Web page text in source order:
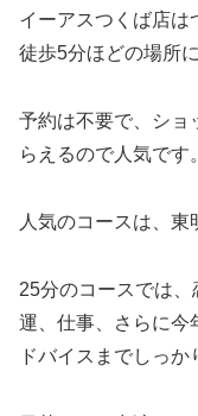
イーアスつくば店は
徒歩5分ほどの場所
予約は不要で、ショ
らえるので人気です。
人気のコースは、東
25分のコースでは
運、仕事、さらに今
ドバイスまでしっか